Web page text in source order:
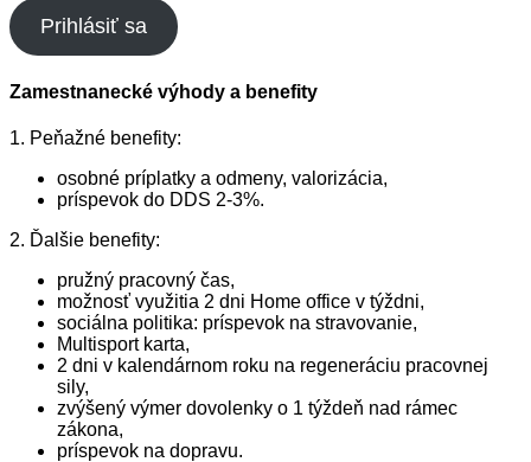
Prihlásiť sa
Zamestnanecké výhody a benefity
1. Peňažné benefity:
osobné príplatky a odmeny, valorizácia,
príspevok do DDS 2-3%.
2. Ďalšie benefity:
pružný pracovný čas,
možnosť využitia 2 dni Home office v týždni,
sociálna politika: príspevok na stravovanie,
Multisport karta,
2 dni v kalendárnom roku na regeneráciu pracovnej
sily,
zvýšený výmer dovolenky o 1 týždeň nad rámec
zákona,
príspevok na dopravu.